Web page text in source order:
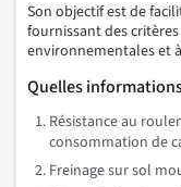
Son objectif est de
fournissant des
environnementales et
Quelles
Résistance au
consommation de
Freinage sur sol